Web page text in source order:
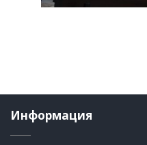
Информация